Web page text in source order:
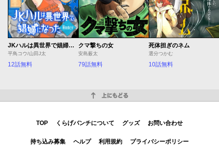
JKハルは異世界で娼婦になった Winter
平鳥コウ/山田J太
12話無料
クマ撃ちの女
安島薮太
79話無料
死体担ぎのネム
選分つかむ
10話無料
TOP くらげバンチについて グッズ お問い合わせ
持ち込み募集 ヘルプ 利用規約 プライバシーポリシー